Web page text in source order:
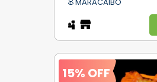
15% OFF